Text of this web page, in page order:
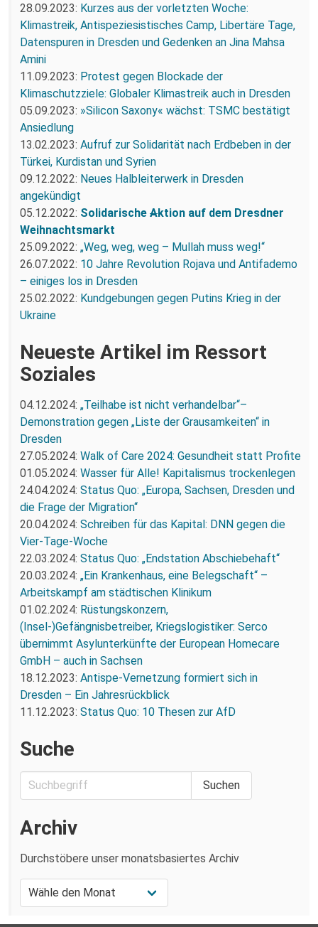
28.09.2023: Kurzes aus der vorletzten Woche:
Klimastreik, Antispeziesistisches Camp, Libertäre Tage,
Datenspuren in Dresden und Gedenken an Jina Mahsa
Amini
11.09.2023: Protest gegen Blockade der
Klimaschutzziele: Globaler Klimastreik auch in Dresden
05.09.2023: »Silicon Saxony« wächst: TSMC bestätigt
Ansiedlung
13.02.2023: Aufruf zur Solidarität nach Erdbeben in der
Türkei, Kurdistan und Syrien
09.12.2022: Neues Halbleiterwerk in Dresden
angekündigt
05.12.2022: Solidarische Aktion auf dem Dresdner
Weihnachtsmarkt
25.09.2022: „Weg, weg, weg – Mullah muss weg!“
26.07.2022: 10 Jahre Revolution Rojava und Antifademo
– einiges los in Dresden
25.02.2022: Kundgebungen gegen Putins Krieg in der
Ukraine
Neueste Artikel im Ressort
Soziales
04.12.2024: „Teilhabe ist nicht verhandelbar“–
Demonstration gegen „Liste der Grausamkeiten“ in
Dresden
27.05.2024: Walk of Care 2024: Gesundheit statt Profite
01.05.2024: Wasser für Alle! Kapitalismus trockenlegen
24.04.2024: Status Quo: „Europa, Sachsen, Dresden und
die Frage der Migration“
20.04.2024: Schreiben für das Kapital: DNN gegen die
Vier-Tage-Woche
22.03.2024: Status Quo: „Endstation Abschiebehaft“
20.03.2024: „Ein Krankenhaus, eine Belegschaft“ –
Arbeitskampf am städtischen Klinikum
01.02.2024: Rüstungskonzern,
(Insel-)Gefängnisbetreiber, Kriegslogistiker: Serco
übernimmt Asylunterkünfte der European Homecare
GmbH – auch in Sachsen
18.12.2023: Antispe-Vernetzung formiert sich in
Dresden – Ein Jahresrückblick
11.12.2023: Status Quo: 10 Thesen zur AfD
Suche
Archiv
Durchstöbere unser monatsbasiertes Archiv